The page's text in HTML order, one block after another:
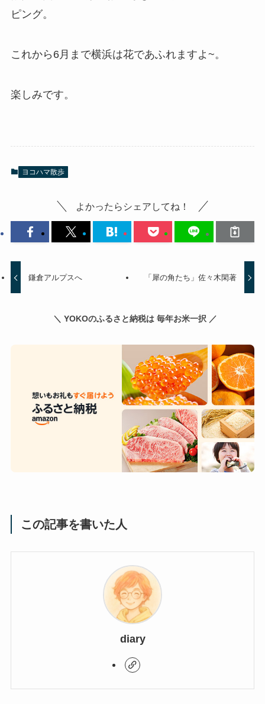
ピング。
これから6月まで横浜は花であふれますよ~。
楽しみです。
ヨコハマ散歩
よかったらシェアしてね！
鎌倉アルプスへ 「犀の角たち」佐々木閑著
＼ YOKOのふるさと納税は 毎年お米一択 ／
この記事を書いた人
diary